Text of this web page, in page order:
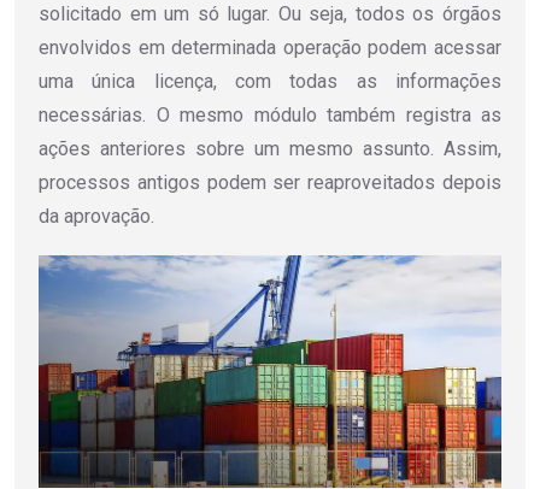
solicitado em um só lugar. Ou seja, todos os órgãos
envolvidos em determinada operação podem acessar
uma única licença, com todas as informações
necessárias. O mesmo módulo também registra as
ações anteriores sobre um mesmo assunto. Assim,
processos antigos podem ser reaproveitados depois
da aprovação.